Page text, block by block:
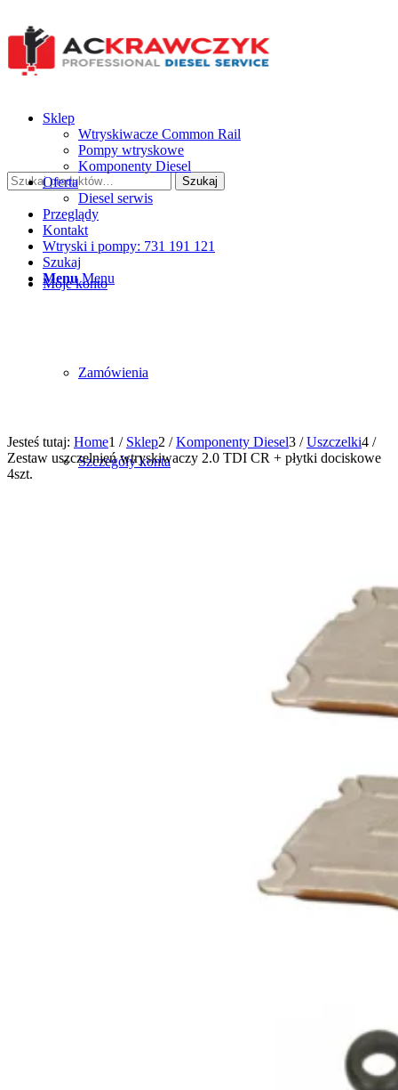
Szukaj: Szukaj
Moje konto
Zamówienia
Szczegóły konta
Sklep
Wtryskiwacze Common Rail
Pompy wtryskowe
Komponenty Diesel
Oferta
Diesel serwis
Przeglądy
Kontakt
Wtryski i pompy: 731 191 121
Szukaj
Menu Menu
Jesteś tutaj: Home1 / Sklep2 / Komponenty Diesel3 / Uszczelki4 /
Zestaw uszczelnień wtryskiwaczy 2.0 TDI CR + płytki dociskowe
4szt.